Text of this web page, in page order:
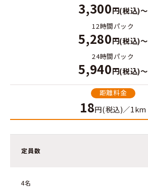
3,300円(税込)～
12時間パック
5,280円(税込)～
24時間パック
5,940円(税込)～
距離料金
18円(税込)／1km
定員数
4名